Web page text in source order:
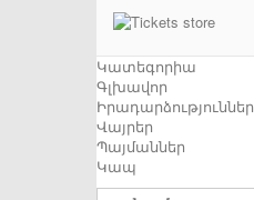
Կատեգորիա
Գլխավոր
Իրադարձություններ
Վայրեր
Պայմաններ
Կապ